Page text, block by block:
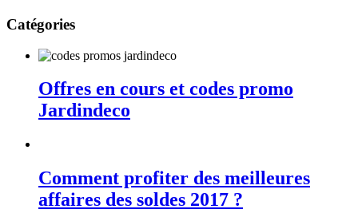
Catégories
Offres en cours et codes promo
Jardindeco
Comment profiter des meilleures
affaires des soldes 2017 ?